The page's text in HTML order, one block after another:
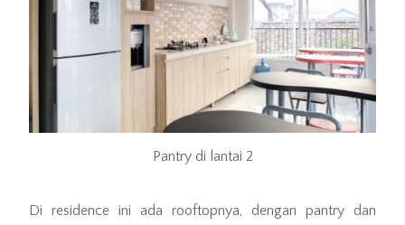
Pantry di lantai 2
Di residence ini ada rooftopnya, dengan pantry dan